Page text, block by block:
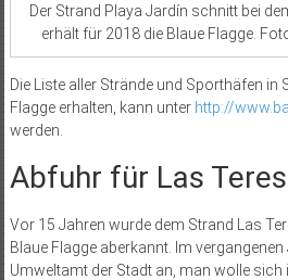
Der Strand Playa Jardín schnitt bei
erhält für 2018 die Blaue Flagge.
Die Liste aller Strände und Sporthäfen in
Flagge erhalten, kann unter http://
werden.
Abfuhr für Las
Vor 15 Jahren wurde dem Strand Las
Blaue Flagge aberkannt. Im
Umweltamt der Stadt an, man wolle sich